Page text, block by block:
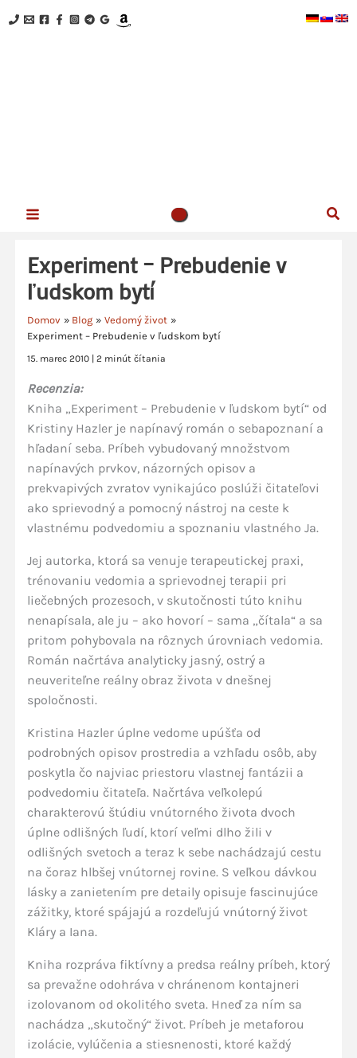
na
Experiment – Prebudenie v
ľudskom bytí
Domov Blog
Vedomý život
Experiment – Prebudenie v ľudskom bytí
15. marec 2010 2 minút čítania
Recenzia:
Kniha „Experiment – Prebudenie v ľudskom bytí“ od
Kristiny Hazler je napínavý román o sebapoznaní a
hľadaní seba. Príbeh vybudovaný množstvom
napínavých prvkov, názorných opisov a
prekvapivých zvratov vynikajúco poslúži čitateľovi
ako sprievodný a pomocný nástroj na ceste k
vlastnému podvedomiu a spoznaniu vlastného Ja.
Jej autorka, ktorá sa venuje terapeutickej praxi,
trénovaniu vedomia a sprievodnej terapii pri
liečebných prozesoch, v skutočnosti túto knihu
nenapísala, ale ju – ako hovorí – sama „čítala“ a sa
pritom pohybovala na rôznych úrovniach vedomia.
Román načrtáva analyticky jasný, ostrý a
neuveriteľne reálny obraz života v dnešnej
spoločnosti.
Kristina Hazler úplne vedome upúšťa od
podrobných opisov prostredia a vzhľadu osôb, aby
poskytla čo najviac priestoru vlastnej fantázii a
podvedomiu čitateľa. Načrtáva veľkolepú
charakterovú štúdiu vnútorného života dvoch
úplne odlišných ľudí, ktorí veľmi dlho žili v
odlišných svetoch a teraz k sebe nachádzajú cestu
na čoraz hlbšej vnútornej rovine. S veľkou dávkou
lásky a zanietením pre detaily opisuje fascinujúce
zážitky, ktoré spájajú a rozdeľujú vnútorný život
Kláry a Iana.
Kniha rozpráva fiktívny a predsa reálny príbeh, ktorý
sa prevažne odohráva v chránenom kontajneri
izolovanom od okolitého sveta. Hneď za ním sa
nachádza „skutočný“ život. Príbeh je metaforou
izolácie, vylúčenia a stiesnenosti, ktoré každý